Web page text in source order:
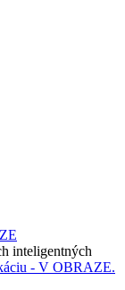
inteligentných
- V OBRAZE.